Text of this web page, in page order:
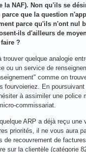
la NAF). Non qu'ils se
parce que la question
parce qu'ils n'ont nul
ils d'ailleurs de
?
quelque analogie
ou un service de
comme on
fourvoieriez. En
à assimiler une police
commissariat.
ARP a déjà reçu une
priorités, il ne vous aura
de recouvrement de
sur la clientèle (catégorie